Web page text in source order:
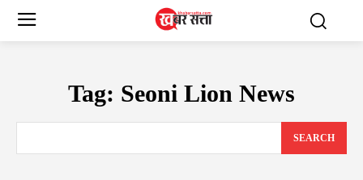
Tag: Seoni Lion News
SEARCH